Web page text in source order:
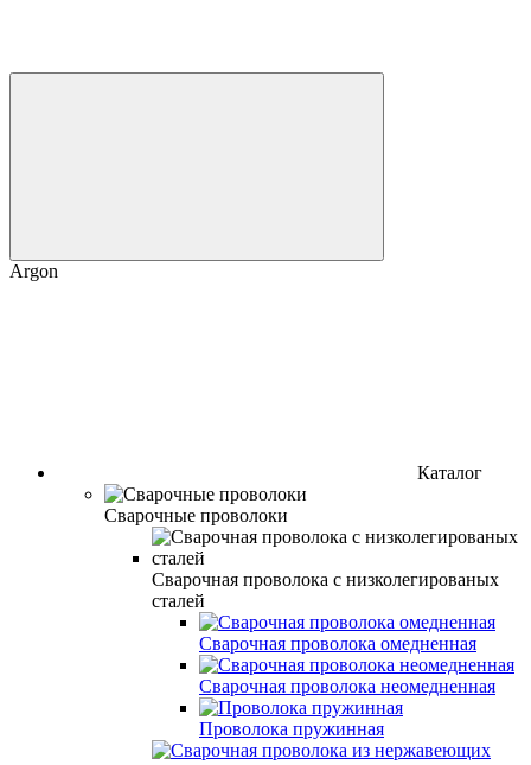
Argon
Каталог
Сварочные проволоки
Сварочная проволока с низколегированых
сталей
Сварочная проволока омедненная
Сварочная проволока неомедненная
Проволока пружинная